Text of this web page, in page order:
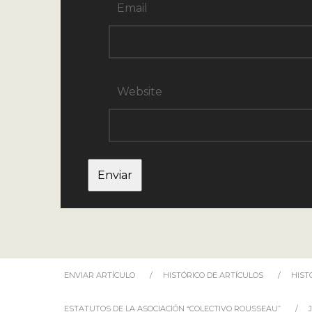
Email
Website
ENVIAR ARTÍCULO HISTÓRICO DE ARTÍCULOS
ESTATUTOS DE LA ASOCIACIÓN “COLECTIVO ROUSSEAU”